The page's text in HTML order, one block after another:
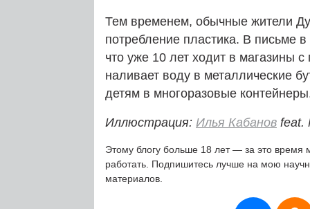
Тем временем, обычные жители
потребление пластика. В письме
что уже 10 лет ходит в магазины
наливает воду в металлические
детям в многоразовые
Иллюстрация: Илья Кабанов feat.
Этому блогу больше 18 лет — за это время
работать. Подпишитесь лучше на мою
материалов.